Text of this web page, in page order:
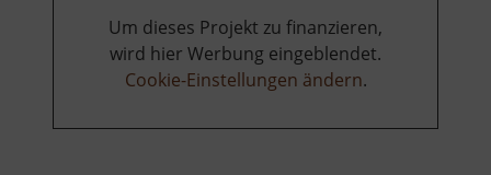
Um dieses Projekt zu finanzieren,
wird hier Werbung eingeblendet.
Cookie-Einstellungen ändern.